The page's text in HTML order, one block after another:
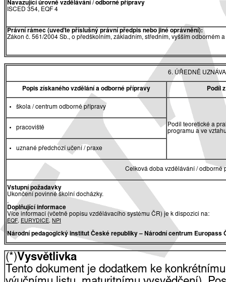
Navazující úrovně vzdělávání / odborné přípravy
ISCED 354, EQF 4
Právní rámec (uveďte příslušný právní předpis nebo jiné oprávnění):
Zákon č. 561/2004 Sb., o předškolním, základním, středním, vyšším
6. ÚŘEDNĚ
Popis získaného vzdělání a odborné přípravy Podíl
škola / centrum odborné přípravy
Podíl teoretické a
programu a ve
pracoviště
uznané předchozí učení / praxe
Celková doba vzdělávání /
Vstupní požadavky
Ukončení povinné školní docházky.
,
Doplňující informace
Více informací (včetně popisu vzdělávacího systému ČR) je k dispozici na:
EQF, EURYDICE, NPI
Národní pedagogický institut České republiky– Národní centrum Europass
(*)Vysvětlivka
Tento dokument je dodatkem ke